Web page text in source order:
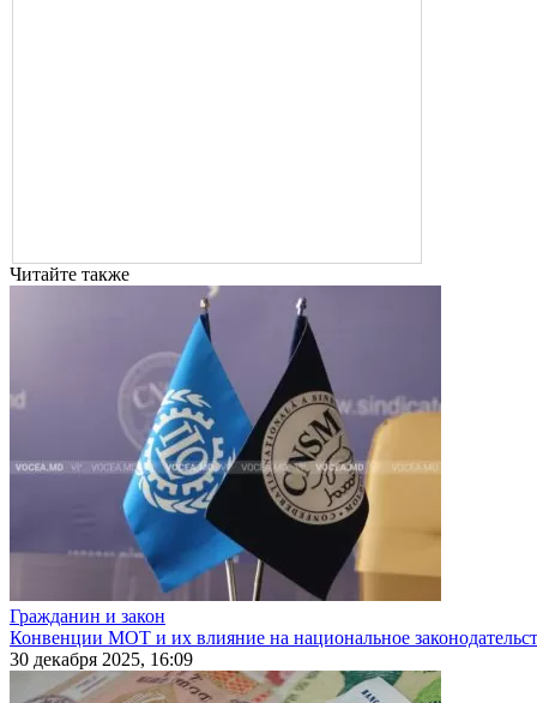
Читайте также
Гражданин и закон
Конвенции МОТ и их влияние на национальное
30 декабря 2025, 16:09